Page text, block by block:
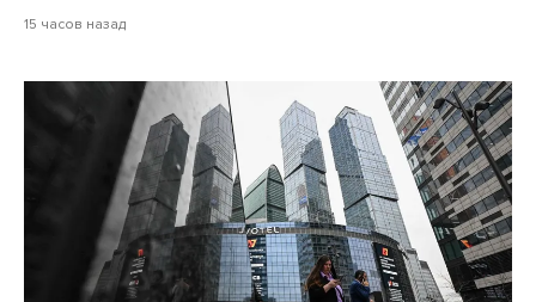
15 часов назад